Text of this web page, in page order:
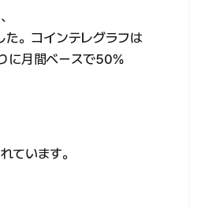
。コインテレグラフは
に月間ベースで50％
ています。